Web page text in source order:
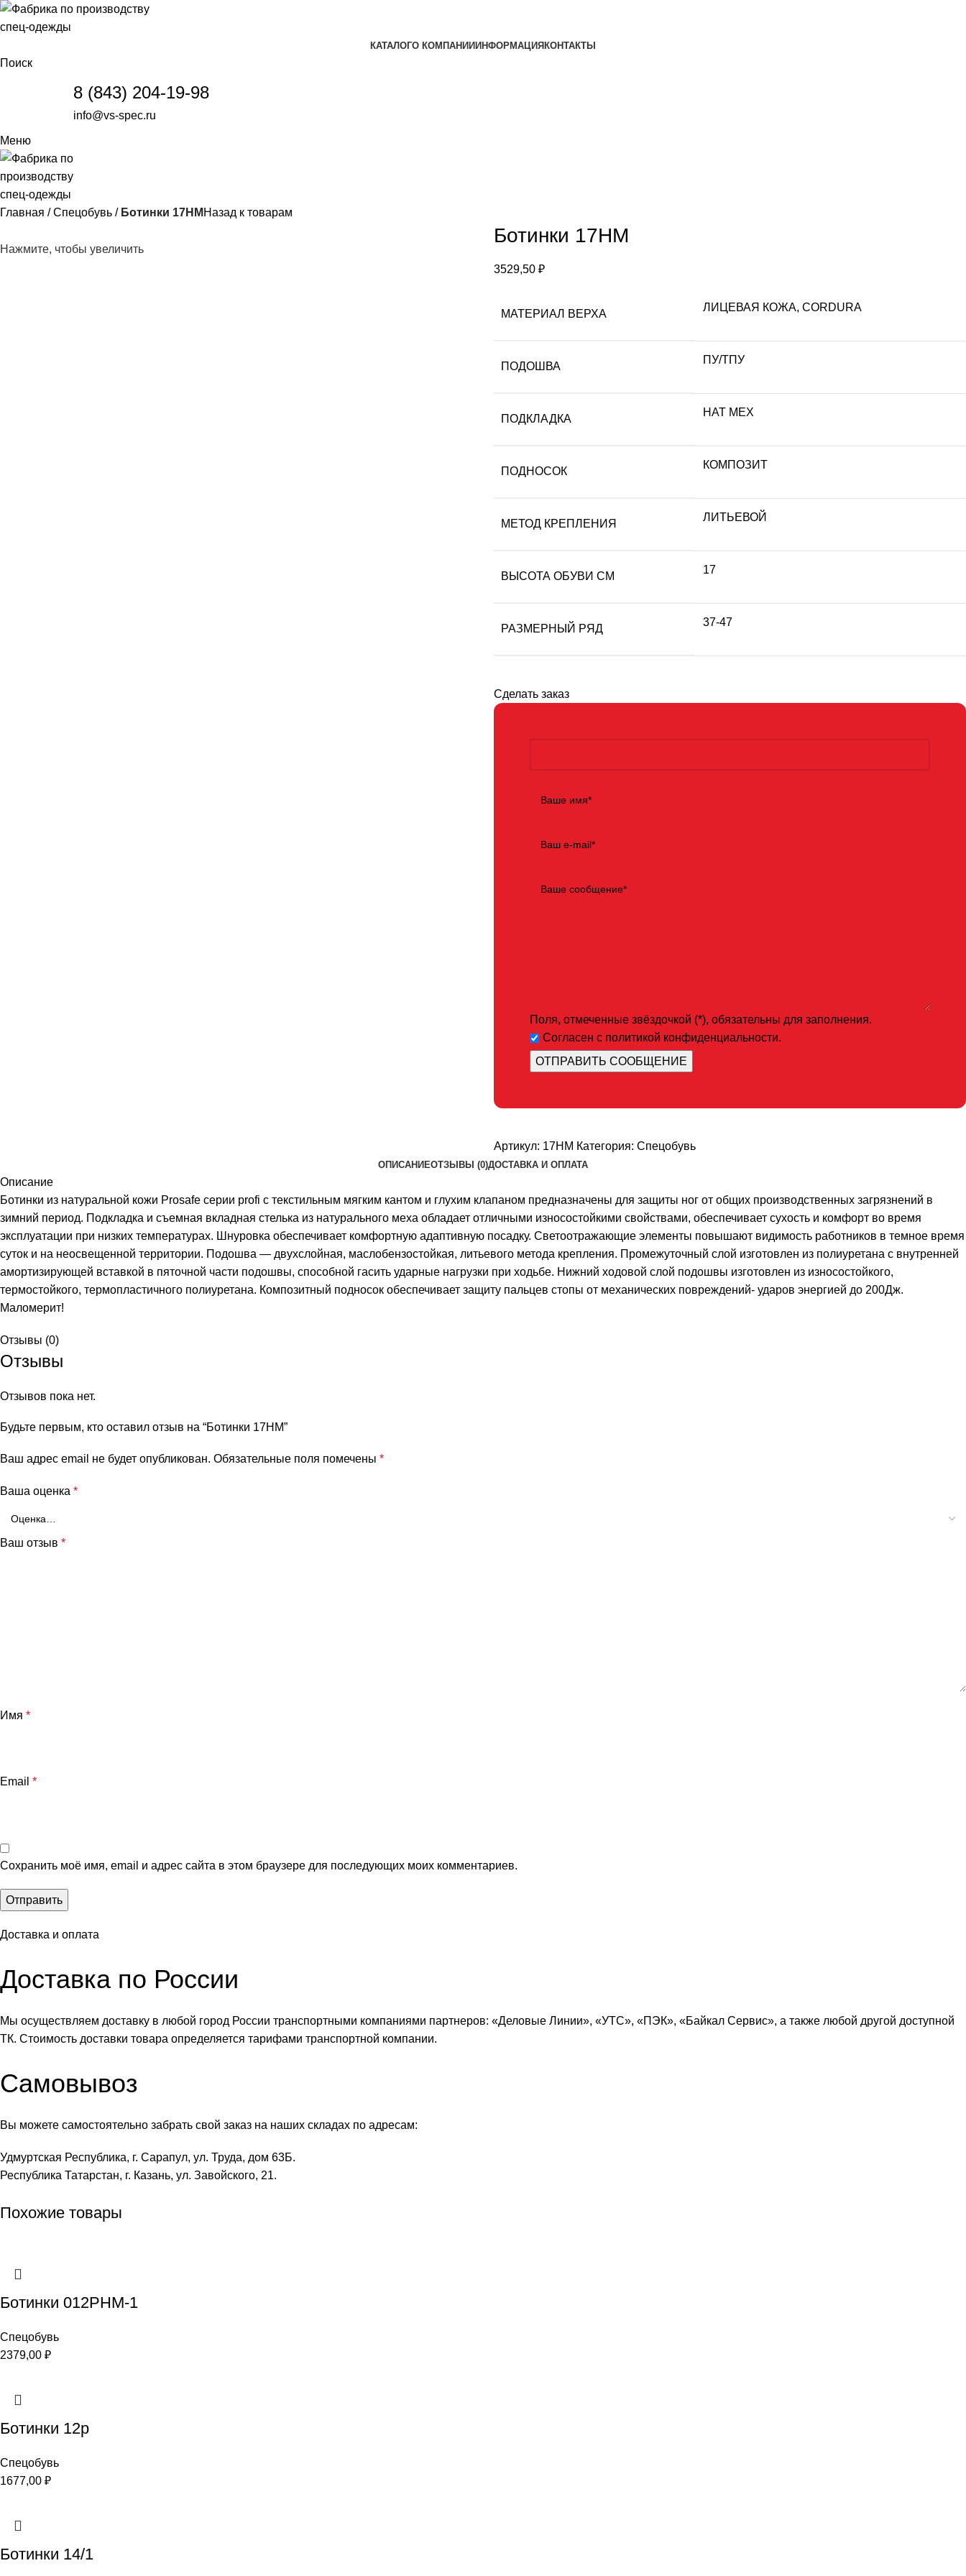
КАТАЛОГО КОМПАНИИ ИНФОРМАЦИЯ КОНТАКТЫ
Поиск
8 (843) 204-19-98
info@vs-spec.ru
Меню
Главная Спецобувь Ботинки 17НМ Назад к товарам
Нажмите, чтобы увеличить
Ботинки 17НМ
3529,50 ₽
МАТЕРИАЛ ВЕРХА
ЛИЦЕВАЯ КОЖА, CORDURA
ПОДОШВА
ПУ/ТПУ
ПОДКЛАДКА
НАТ МЕХ
ПОДНОСОК
КОМПОЗИТ
МЕТОД КРЕПЛЕНИЯ
ЛИТЬЕВОЙ
ВЫСОТА ОБУВИ СМ
17
РАЗМЕРНЫЙ РЯД
37-47
Сделать заказ
Поля, отмеченные звёздочкой (*), обязательны для заполнения.
Согласен с политикой конфиденциальности.
Артикул: 17НМ Категория: Спецобувь
ОПИСАНИЕОТЗЫВЫ (0)ДОСТАВКА И ОПЛАТА
Описание
Ботинки из натуральной кожи Prosafe серии profi с текстильным мягким кантом и глухим клапаном предназначены для защиты ног от общих производственных загрязнений в
зимний период. Подкладка и съемная вкладная стелька из натурального меха обладает отличными износостойкими свойствами, обеспечивает сухость и комфорт во время
эксплуатации при низких температурах. Шнуровка обеспечивает комфортную адаптивную посадку. Светоотражающие элементы повышают видимость работников в темное время
суток и на неосвещенной территории. Подошва — двухслойная, маслобензостойкая, литьевого метода крепления. Промежуточный слой изготовлен из полиуретана с внутренней
амортизирующей вставкой в пяточной части подошвы, способной гасить ударные нагрузки при ходьбе. Нижний ходовой слой подошвы изготовлен из износостойкого,
термостойкого, термопластичного полиуретана. Композитный подносок обеспечивает защиту пальцев стопы от механических повреждений- ударов энергией до 200Дж.
Маломерит!
Отзывы (0)
Отзывы
Отзывов пока нет.
Будьте первым, кто оставил отзыв на “Ботинки 17НМ”
Ваш адрес email не будет опубликован. Обязательные поля помечены *
Ваша оценка *
Ваш отзыв *
Имя *
Email *
Сохранить моё имя, email и адрес сайта в этом браузере для последующих моих комментариев.
Доставка и оплата
Доставка по России
Мы осуществляем доставку в любой город России транспортными компаниями партнеров: «Деловые Линии», «УТС», «ПЭК», «Байкал Сервис», а также любой другой доступной
ТК. Стоимость доставки товара определяется тарифами транспортной компании.
Самовывоз
Вы можете самостоятельно забрать свой заказ на наших складах по адресам:
Удмуртская Республика, г. Сарапул, ул. Труда, дом 63Б.
Республика Татарстан, г. Казань, ул. Завойского, 21.
Похожие товары
Ботинки 012РНМ-1
Спецобувь
2379,00 ₽
Ботинки 12р
Спецобувь
1677,00 ₽
Ботинки 14/1